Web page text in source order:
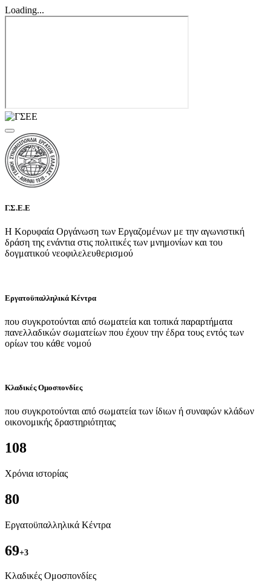
Loading...
Γ.Σ.Ε.Ε
Η Κορυφαία Οργάνωση των Εργαζομένων με την αγωνιστική
δράση της ενάντια στις πολιτικές των μνημονίων και του
δογματικού νεοφιλελευθερισμού
Εργατοϋπαλληλικά Κέντρα
που συγκροτούνται από σωματεία και τοπικά παραρτήματα
πανελλαδικών σωματείων που έχουν την έδρα τους εντός των
ορίων του κάθε νομού
Κλαδικές Ομοσπονδίες
που συγκροτούνται από σωματεία των ίδιων ή συναφών κλάδων
οικονομικής δραστηριότητας
108
Χρόνια ιστορίας
80
Εργατοϋπαλληλικά Κέντρα
69+3
Kλαδικές Ομοσπονδίες